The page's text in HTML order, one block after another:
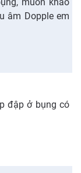
âm Dopple em
đập ở bụng có